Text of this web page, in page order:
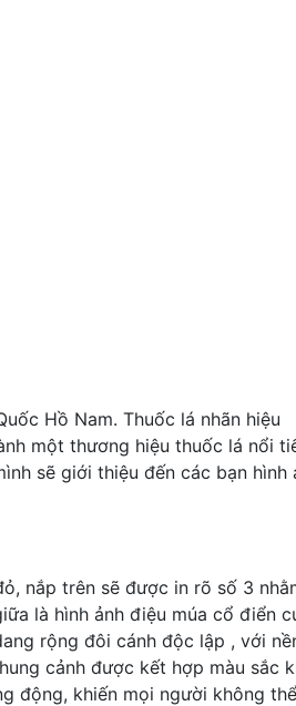
Hồ Nam. Thuốc lá nhãn hiệu
một thương hiệu thuốc lá nổi
sẽ giới thiệu đến các bạn hình
nắp trên sẽ được in rõ số 3
là hình ảnh điệu múa cổ điển
rộng đôi cánh độc lập , với
cảnh được kết hợp màu sắc
động, khiến mọi người không thể